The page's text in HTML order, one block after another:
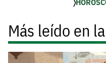
Más leído en